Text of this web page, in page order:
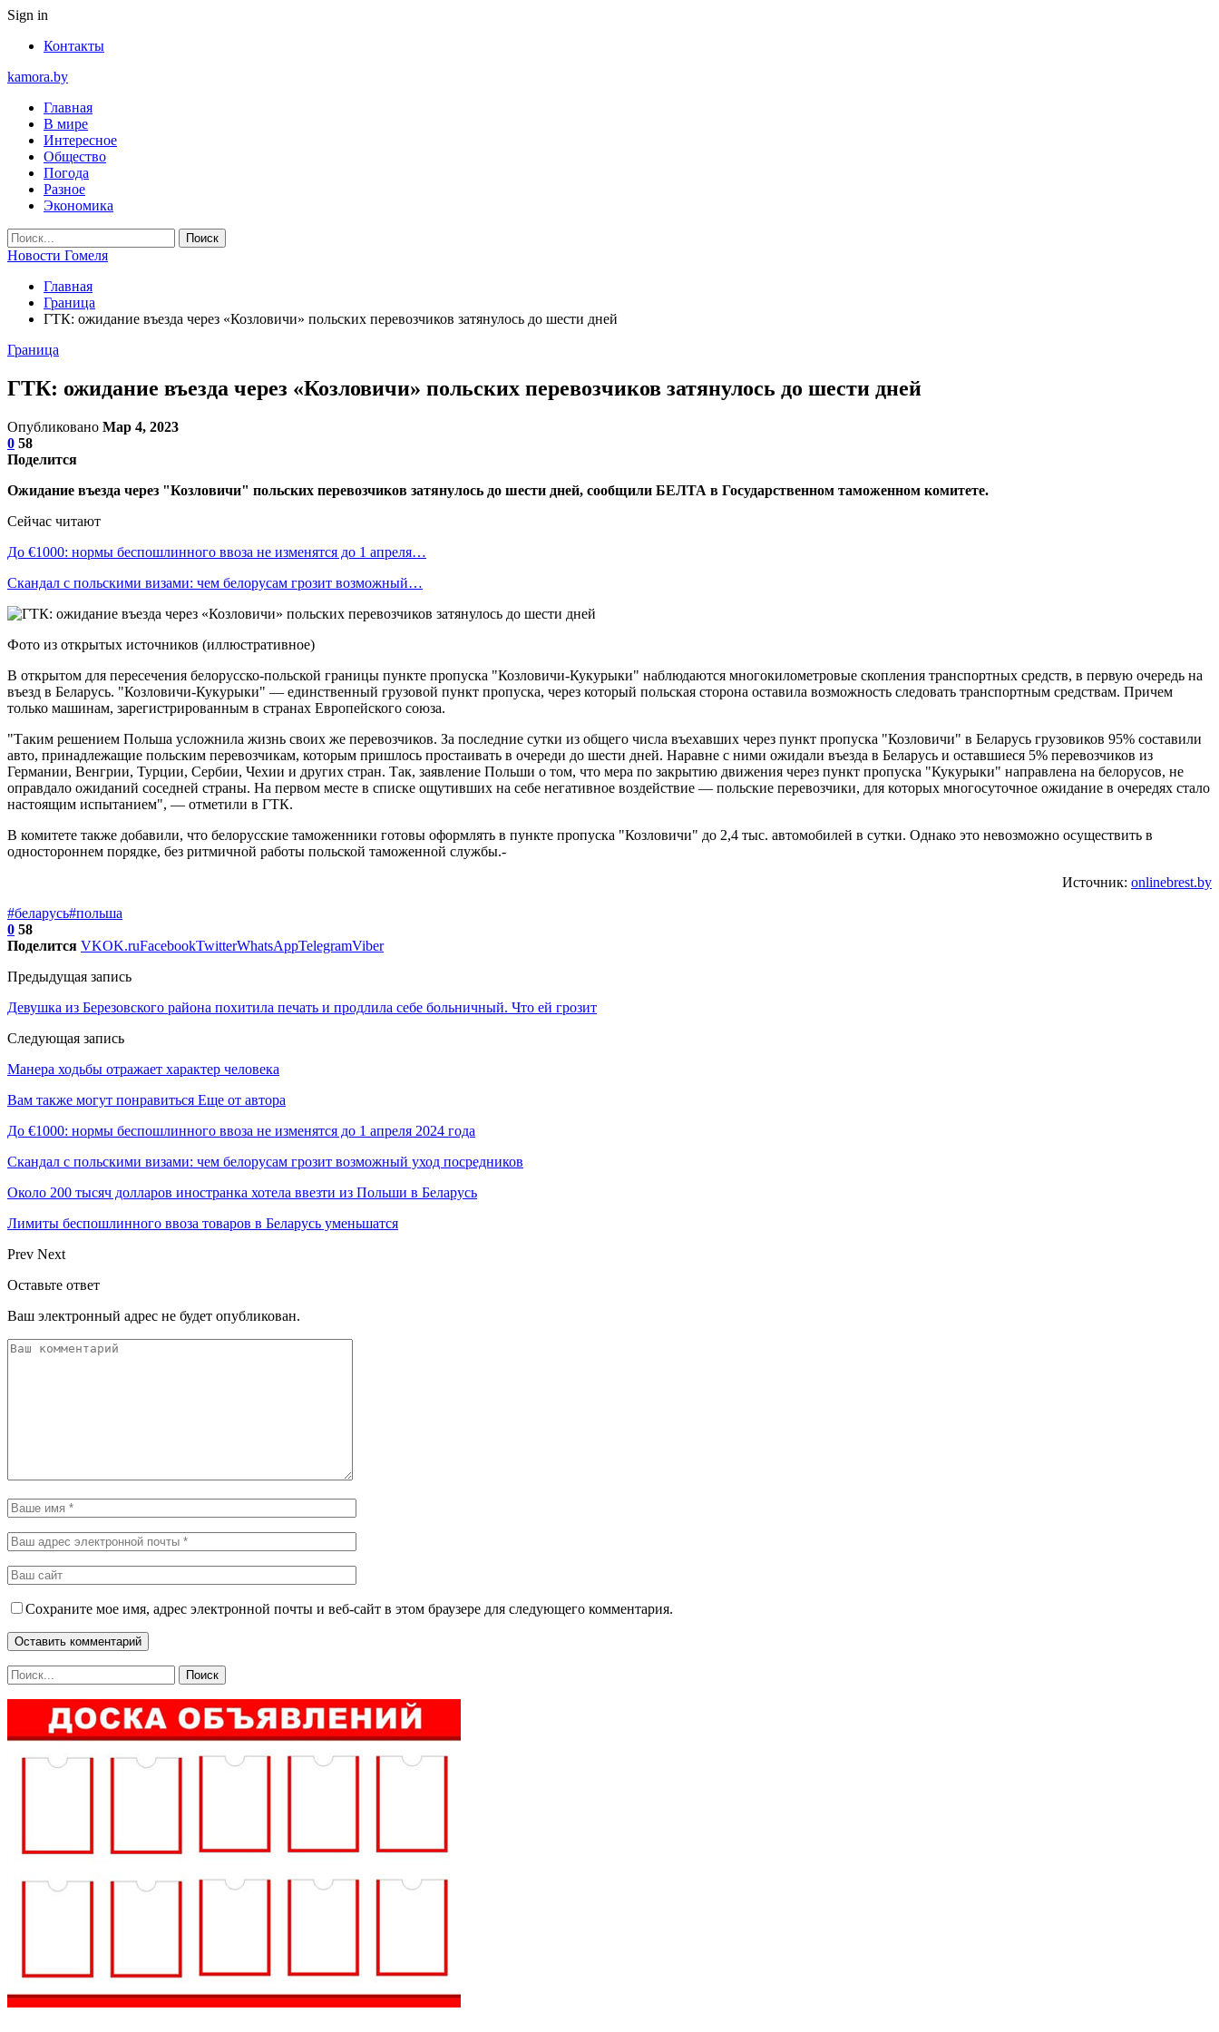
Sign in
Контакты
kamora.by
Главная
В мире
Интересное
Общество
Погода
Разное
Экономика
Новости Гомеля
Главная
Граница
ГТК: ожидание въезда через «Козловичи» польских перевозчиков затянулось до шести дней
Граница
ГТК: ожидание въезда через «Козловичи» польских перевозчиков затянулось до шести дней
Опубликовано Мар 4, 2023
0 58
Поделится
Ожидание въезда через "Козловичи" польских перевозчиков затянулось до шести дней, сообщили БЕЛТА в Государственном таможенном комитете.
Сейчас читают
До €1000: нормы беспошлинного ввоза не изменятся до 1 апреля…
Скандал с польскими визами: чем белорусам грозит возможный…
Фото из открытых источников (иллюстративное)
В открытом для пересечения белорусско-польской границы пункте пропуска "Козловичи-Кукурыки" наблюдаются многокилометровые скопления транспортных средств, в первую очередь на
въезд в Беларусь. "Козловичи-Кукурыки" — единственный грузовой пункт пропуска, через который польская сторона оставила возможность следовать транспортным средствам. Причем
только машинам, зарегистрированным в странах Европейского союза.
"Таким решением Польша усложнила жизнь своих же перевозчиков. За последние сутки из общего числа въехавших через пункт пропуска "Козловичи" в Беларусь грузовиков 95% составили
авто, принадлежащие польским перевозчикам, которым пришлось простаивать в очереди до шести дней. Наравне с ними ожидали въезда в Беларусь и оставшиеся 5% перевозчиков из
Германии, Венгрии, Турции, Сербии, Чехии и других стран. Так, заявление Польши о том, что мера по закрытию движения через пункт пропуска "Кукурыки" направлена на белорусов, не
оправдало ожиданий соседней страны. На первом месте в списке ощутивших на себе негативное воздействие — польские перевозчики, для которых многосуточное ожидание в очередях стало
настоящим испытанием", — отметили в ГТК.
В комитете также добавили, что белорусские таможенники готовы оформлять в пункте пропуска "Козловичи" до 2,4 тыс. автомобилей в сутки. Однако это невозможно осуществить в
одностороннем порядке, без ритмичной работы польской таможенной службы.-
Источник: onlinebrest.by
#беларусь#польша
0 58
Поделится VKOK.ruFacebookTwitterWhatsAppTelegramViber
Предыдущая запись
Девушка из Березовского района похитила печать и продлила себе больничный. Что ей грозит
Следующая запись
Манера ходьбы отражает характер человека
Вам также могут понравиться Еще от автора
До €1000: нормы беспошлинного ввоза не изменятся до 1 апреля 2024 года
Скандал с польскими визами: чем белорусам грозит возможный уход посредников
Около 200 тысяч долларов иностранка хотела ввезти из Польши в Беларусь
Лимиты беспошлинного ввоза товаров в Беларусь уменьшатся
Prev Next
Оставьте ответ
Ваш электронный адрес не будет опубликован.
Сохраните мое имя, адрес электронной почты и веб-сайт в этом браузере для следующего комментария.